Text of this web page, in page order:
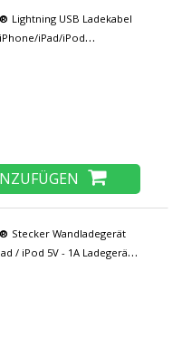
Lightning USB Ladekabel
iPad/iPod
Stecker Wandladegerät
/ iPod 5V - 1A Ladegerät